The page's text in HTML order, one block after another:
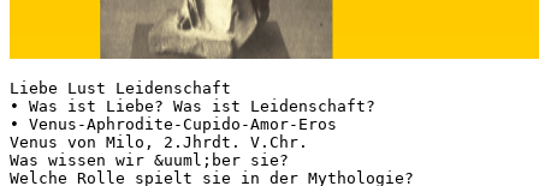
Liebe Lust Leidenschaft
• Was ist Liebe? Was ist Leidenschaft?
• Venus-Aphrodite-Cupido-Amor-Eros
Venus von Milo, 2.Jhrdt. V.Chr.
Was wissen wir &uuml;ber sie?
Welche Rolle spielt sie in der Mythologie?